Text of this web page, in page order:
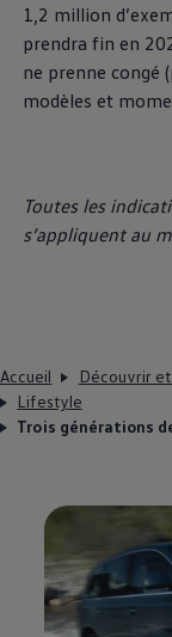
1,2 million
prendra fin en
ne prenne congé
modèles et
Toutes les
s’appliquent au
Accueil Découvrir
Lifestyle
Trois générations